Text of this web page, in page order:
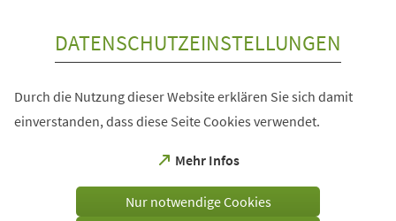
DATENSCHUTZEINSTELLUNGEN
Durch die Nutzung dieser Website erklären Sie sich damit
einverstanden, dass diese Seite Cookies verwendet.
Mehr Infos
(Öffnet
einem
Nur notwendige Cookies